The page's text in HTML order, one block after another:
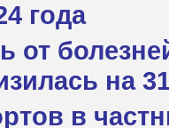
года
от
на
в